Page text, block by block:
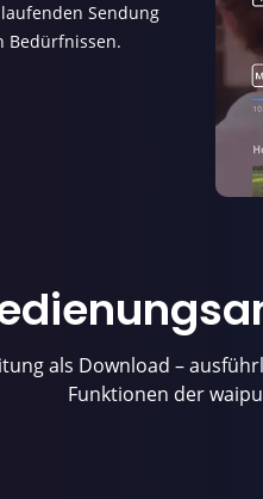
Sendung
Bedürfnissen.
als Download –
Funktionen der